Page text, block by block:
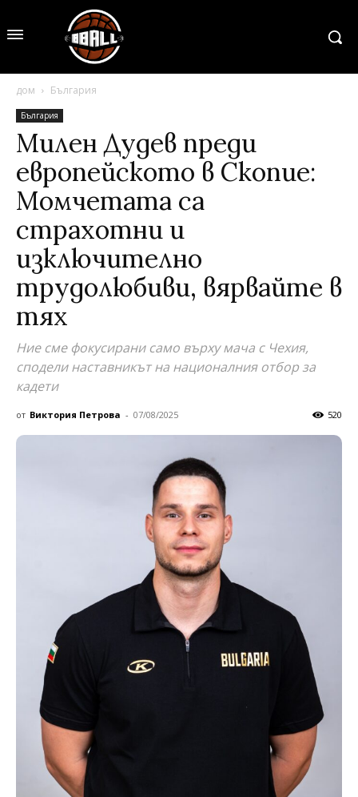
дом България
България
Милен Дудев преди
европейското в Скопие:
Момчетата са
страхотни и
изключително
трудолюбиви, вярвайте в
тях
Ние сме фокусирани само върху мача с Чехия,
сподели наставникът на националния отбор за
кадети
от Виктория Петрова - 07/08/2025 520